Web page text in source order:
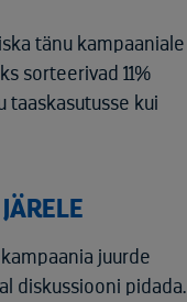
tänu kampaaniale
sorteerivad 11%
taaskasutusse kui
juurde
diskussiooni pidada.